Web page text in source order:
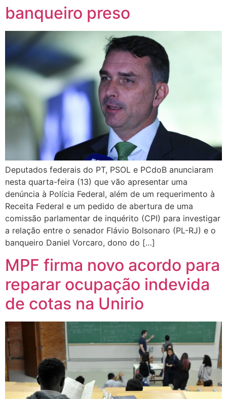
banqueiro preso
Deputados federais do PT, PSOL e PCdoB anunciaram
nesta quarta-feira (13) que vão apresentar uma
denúncia à Polícia Federal, além de um requerimento à
Receita Federal e um pedido de abertura de uma
comissão parlamentar de inquérito (CPI) para investigar
a relação entre o senador Flávio Bolsonaro (PL-RJ) e o
banqueiro Daniel Vorcaro, dono do […]
MPF firma novo acordo para
reparar ocupação indevida
de cotas na Unirio